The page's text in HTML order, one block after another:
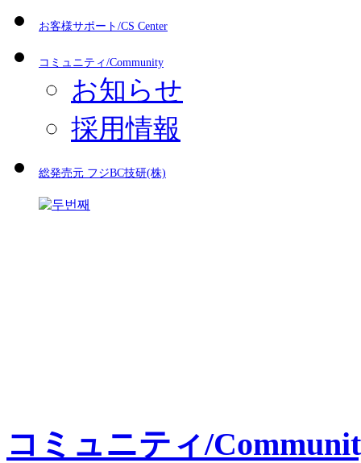
お客様サポート/CS Center
コミュニティ/Community
お知らせ
採用情報
総発売元 フジBC技研(株)
コミュニティ/